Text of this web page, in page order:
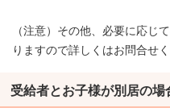
（注意）その他、必要に応じ
りますので詳しくはお問合せく
受給者とお子様が別居の場